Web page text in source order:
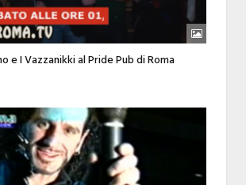
e I Vazzanikki al Pride Pub di Roma